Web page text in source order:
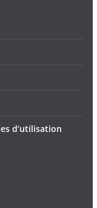
d’utilisation